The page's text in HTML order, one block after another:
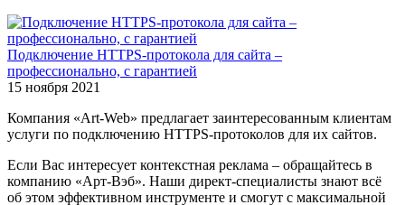
Подключение HTTPS-протокола для сайта –
профессионально, с гарантией
15 ноября 2021
Компания «Art-Web» предлагает заинтересованным клиентам
услуги по подключению HTTPS-протоколов для их сайтов.
Если Вас интересует контекстная реклама – обращайтесь в
компанию «Арт-Вэб». Наши директ-специалисты знают всё
об этом эффективном инструменте и смогут с максимальной